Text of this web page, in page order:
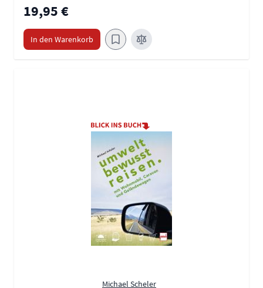
19,95 €
In den Warenkorb
Michael Scheler